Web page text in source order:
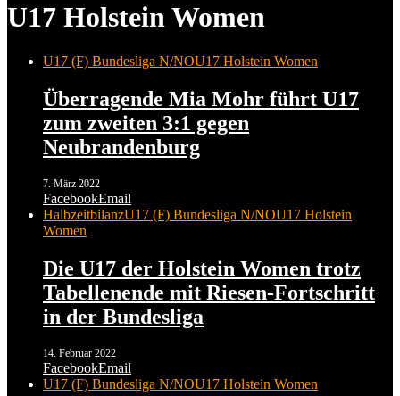
U17 Holstein Women
U17 (F) Bundesliga N/NOU17 Holstein Women
Überragende Mia Mohr führt U17
zum zweiten 3:1 gegen
Neubrandenburg
7. März 2022
FacebookEmail
HalbzeitbilanzU17 (F) Bundesliga N/NOU17 Holstein
Women
Die U17 der Holstein Women trotz
Tabellenende mit Riesen-Fortschritt
in der Bundesliga
14. Februar 2022
FacebookEmail
U17 (F) Bundesliga N/NOU17 Holstein Women